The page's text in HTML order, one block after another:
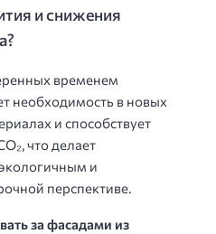
и снижения
временем
необходимость в новых
и способствует
что делает
и
перспективе.
за фасадами из